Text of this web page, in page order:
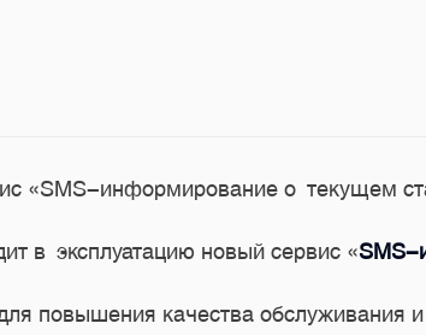
«SMS-информирование о текущем
в эксплуатацию новый сервис «SMS-
повышения качества